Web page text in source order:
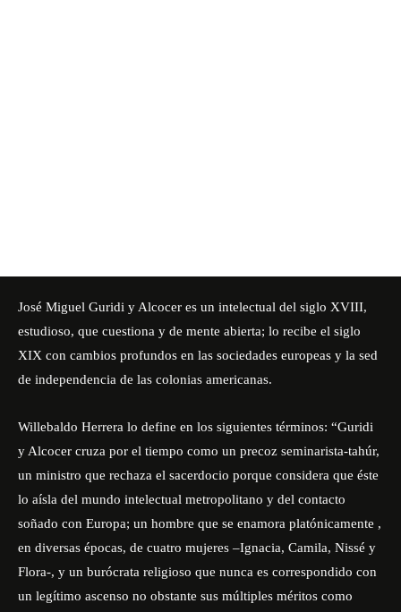
José Miguel Guridi y Alcocer es un intelectual del siglo XVIII,
estudioso, que cuestiona y de mente abierta; lo recibe el siglo
XIX con cambios profundos en las sociedades europeas y la sed
de independencia de las colonias americanas.
Willebaldo Herrera lo define en los siguientes términos: “Guridi
y Alcocer cruza por el tiempo como un precoz seminarista-tahúr,
un ministro que rechaza el sacerdocio porque considera que éste
lo aísla del mundo intelectual metropolitano y del contacto
soñado con Europa; un hombre que se enamora platónicamente ,
en diversas épocas, de cuatro mujeres –Ignacia, Camila, Nissé y
Flora-, y un burócrata religioso que nunca es correspondido con
un legítimo ascenso no obstante sus múltiples méritos como